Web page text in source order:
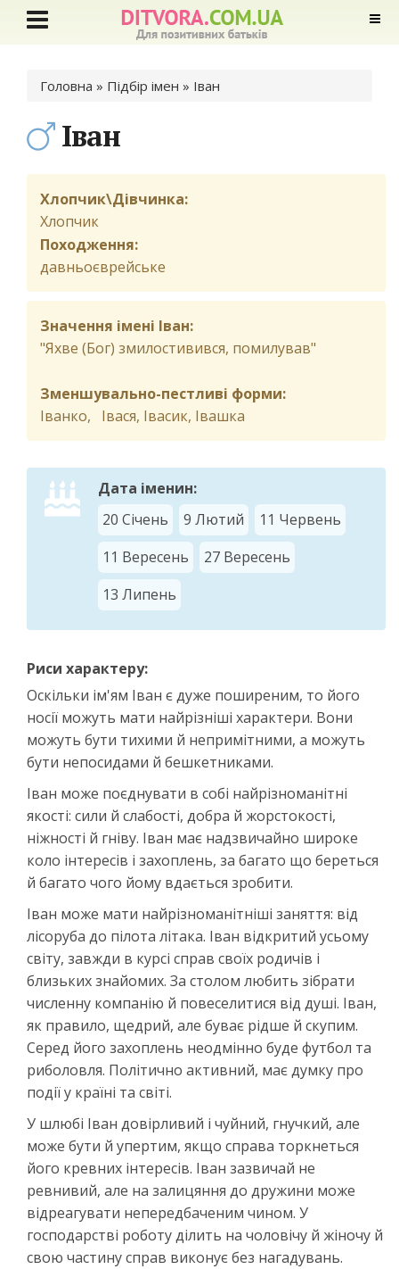
Ви є тут
Головна » Підбір імен » Іван
Іван
Хлопчик\Дівчинка:
Хлопчик
Походження:
давньоєврейське
Значення імені Іван:
"Яхве (Бог) змилостивився, помилував"
Зменшувально-пестливі форми:
Іванко, Івася, Івасик, Івашка
Дата іменин:
20 Січень
9 Лютий
11 Червень
11 Вересень
27 Вересень
13 Липень
Риси характеру:
Оскільки ім'ям Іван є дуже поширеним, то його
носії можуть мати найрізніші характери. Вони
можуть бути тихими й непримітними, а можуть
бути непосидами й бешкетниками.
Іван може поєднувати в собі найрізноманітні
якості: сили й слабості, добра й жорстокості,
ніжності й гніву. Іван має надзвичайно широке
коло інтересів і захоплень, за багато що береться
й багато чого йому вдається зробити.
Іван може мати найрізноманітніші заняття: від
лісоруба до пілота літака. Іван відкритий усьому
світу, завжди в курсі справ своїх родичів і
близьких знайомих. За столом любить зібрати
численну компанію й повеселитися від душі. Іван,
як правило, щедрий, але буває рідше й скупим.
Серед його захоплень неодмінно буде футбол та
риболовля. Політично активний, має думку про
події у країні та світі.
У шлюбі Іван довірливий і чуйний, гнучкий, але
може бути й упертим, якщо справа торкнеться
його кревних інтересів. Іван зазвичай не
ревнивий, але на залицяння до дружини може
відреагувати непередбаченим чином. У
господарстві роботу ділить на чоловічу й жіночу й
свою частину справ виконує без нагадувань.